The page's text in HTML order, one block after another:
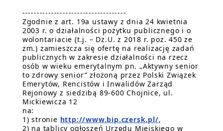
------------------------------------
Zgodnie z art. 19a ustawy z dnia 24 kwietnia
2003 r. o działalności pożytku publicznego i o
wolontariacie (t.j. – Dz.U. z 2018 r. poz. 450 ze
zm.) zamieszcza się ofertę na realizację zadań
publicznych w zakresie działalności na rzecz
osób w wieku emerytalnym pn. „Aktywny senior
to zdrowy senior” złożoną przez Polski Związek
Emerytów, Rencistów i Inwalidów Zarząd
Rejonowy z siedzibą 89-600 Chojnice, ul.
Mickiewicza 12
na:
1) stronie http://www.bip.czersk.pl/,
2) na tablicy ogłoszeń Urzędu Miejskiego w